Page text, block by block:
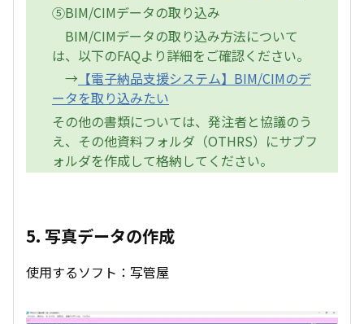
⑤BIM/CIMデータの取り込み
BIM/CIMデータの取り込み方法について
は、以下のFAQより詳細をご確認ください。
→ 【電子納品支援システム】BIM/CIMのデ
ータを取り込みたい
その他の書類については、発注者と協議のう
え、その他資料フォルダ（OTHRS）にサブフ
ォルダを作成して格納してください。
5. 写真データの作成
使用するソフト：写管屋